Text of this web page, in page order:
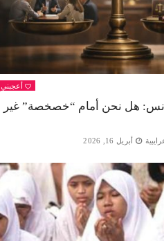
أعجبني
هل نحن أمام “خصخصة” غير
أبريل 16, 2026